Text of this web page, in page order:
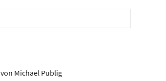
Michael Publig